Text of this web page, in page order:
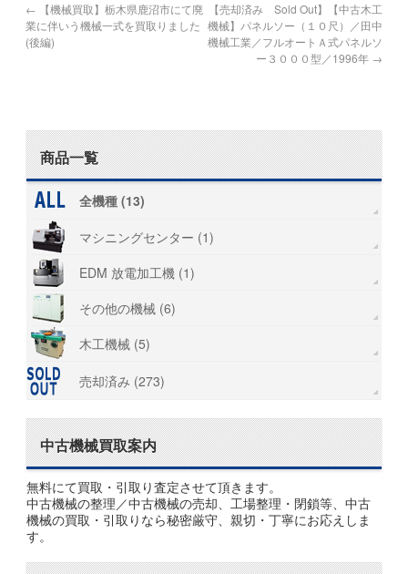
← 【機械買取】栃木県鹿沼市にて廃
業に伴いう機械一式を買取りました
(後編)
【売却済み Sold Out】【中古木工
機械】パネルソー（１０尺）／田中
機械工業／フルオートＡ式パネルソ
ー３０００型／1996年 →
商品一覧
全機種 (13)
マシニングセンター (1)
EDM 放電加工機 (1)
その他の機械 (6)
木工機械 (5)
売却済み (273)
中古機械買取案内
無料にて買取・引取り査定させて頂きます。
中古機械の整理／中古機械の売却、工場整理・閉鎖等、中古
機械の買取・引取りなら秘密厳守、親切・丁寧にお応えしま
す。